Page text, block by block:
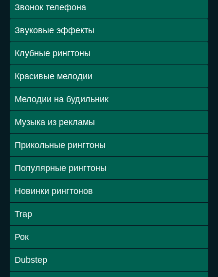
Звонок телефона
Звуковые эффекты
Клубные рингтоны
Красивые мелодии
Мелодии на будильник
Музыка из рекламы
Прикольные рингтоны
Популярные рингтоны
Новинки рингтонов
Trap
Рок
Dubstep